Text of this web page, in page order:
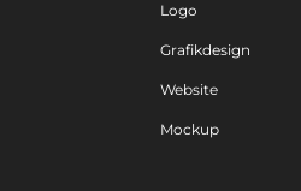
Logo
Grafikdesign
Website
Mockup